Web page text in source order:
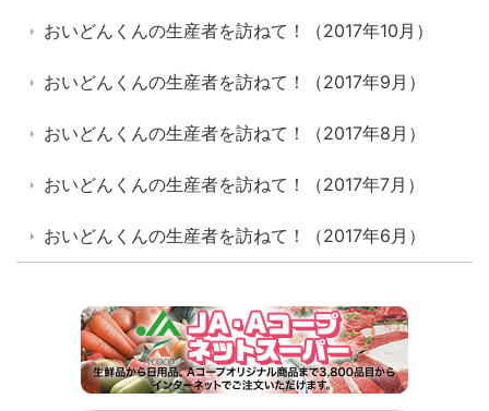
おいどんくんの生産者を訪ねて！（2017年10月）
おいどんくんの生産者を訪ねて！（2017年9月）
おいどんくんの生産者を訪ねて！（2017年8月）
おいどんくんの生産者を訪ねて！（2017年7月）
おいどんくんの生産者を訪ねて！（2017年6月）